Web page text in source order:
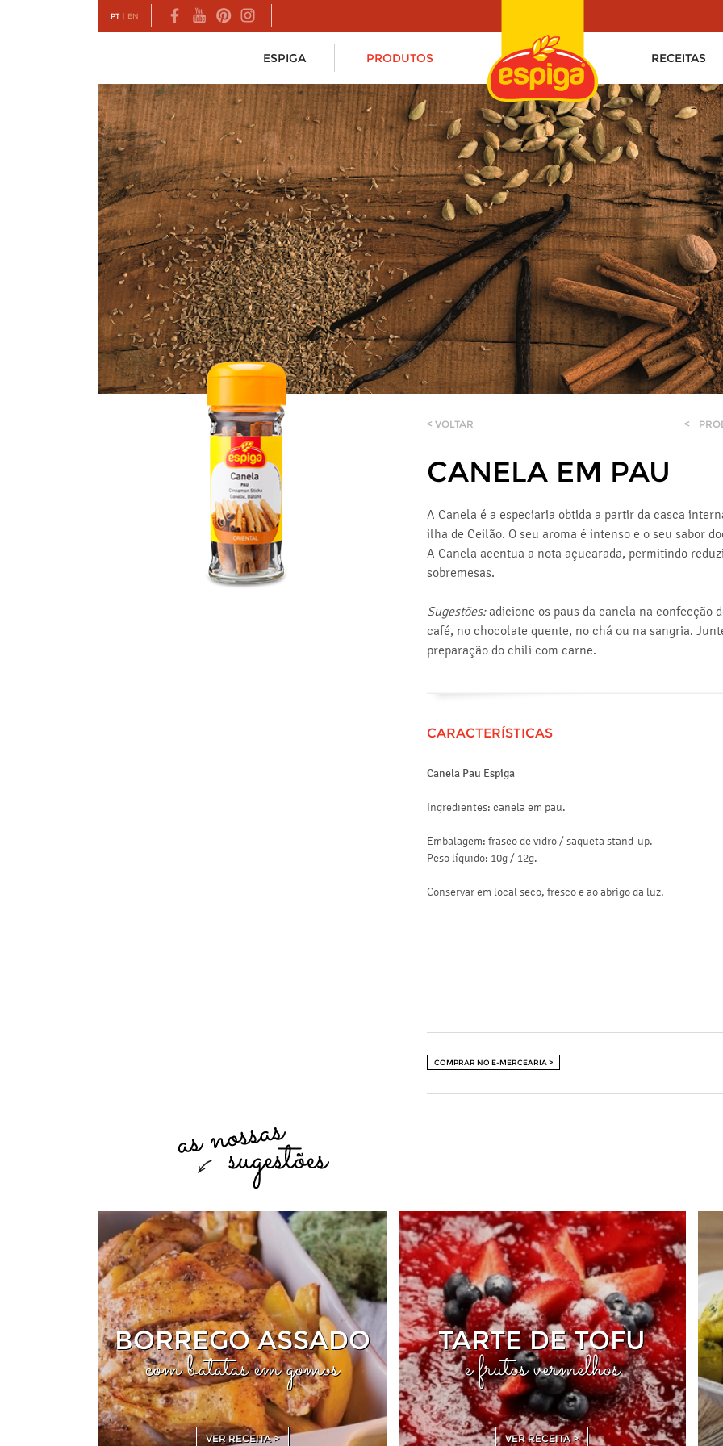
PT | EN
ESPIGA PRODUTOS RECEITAS
< VOLTAR <
CANELA EM PAU
A Canela é a especiaria obtida a partir da casca
ilha de Ceilão. O seu aroma é intenso e o seu sabor
A Canela acentua a nota açucarada, permitindo
sobremesas.
Sugestões:adicione os paus da canela na confecção
café, no chocolate quente, no chá ou na sangria.
preparação do chili com carne.
CARACTERÍSTICAS
Canela Pau Espiga
Ingredientes: canela em pau.
Embalagem: frasco de vidro / saqueta stand-up.
Peso líquido: 10g / 12g.
Conservar em local seco, fresco e ao abrigo da luz.
COMPRAR NO E-MERCEARIA >
BORREGO ASSADO
com batatas em gomos
VER RECEITA >
TARTE DE TOFU
e frutos vermelhos
VER RECEITA >